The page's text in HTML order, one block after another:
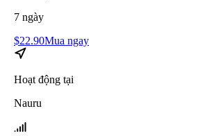
7 ngày
$22.90Mua ngay
Hoạt động tại
Nauru